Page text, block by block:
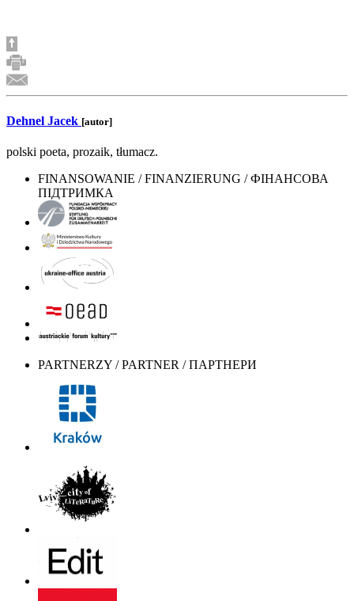
Dehnel Jacek [autor]
polski poeta, prozaik, tłumacz.
FINANSOWANIE / FINANZIERUNG / ФІНАНСОВА
ПІДТРИМКА
PARTNERZY / PARTNER / ПАРТНЕРИ